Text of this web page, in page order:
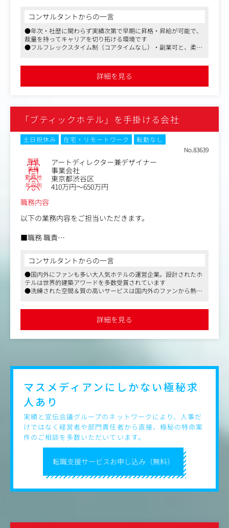
イナーとして、事業責任者やマーケター、営業、エンジニ
アとコミュニケーションを取りながらクリエイティブ戦略
の策定から実行まで携わっていただきます。
また、将来的には、新規事業のブランディング戦略や、広
報や全社総会などのコーポレートブランディング領域もお
※下記業務を遂行するにあたり、必要に応じてAIを用いる
ことを想定しています。
エイティブ戦略の策定・意思決定
・マーケティング施策（広告、SNS、イベント等）のプラ
ンニング・デザイン制作・ディレクション
・各サービスのタッチポイントを横断した、サービス全体
のトータルコミュニケーションのディレクション
めます。
★同社展開サービス一覧★
・眉毛/まつ毛パーマ専門店「most eyes」：https://eyebr
ows-lime.com/
w.herbalpeeling-lime.com/
・ピラティススタイジオ「LIME」：https://lime-pilates.c
＜具体的な業務内容＞
・各事業部からのデザイン依頼のヒアリングと整理
・デザイナーへの業務振り分けとフィードバック・承認
・デザインルールの標準化・言語化
・デザイナーの育成・評価
＜制作例＞
・LP：https://eyebrows-lime.com/
・LP：https://limepilates.holy.jp/lp/lp/
epper.jp/kr/slnH000721131/coupon/
＜ポジションの魅力＞
・デザイン組織の責任者として、ブランドのビジュアル基
盤を言語化・標準化する経験を積める
・複数事業のデザインディレクションを横断的に担い、AD
としての視野と裁量が広がる
組織づくりを両立できる環境がある
・フルフレックス制（コアタイム無し）・試用期間無し
代表密着動画：https://youtu.be/FUv1RVspDYg?si=HLFHjK
株式会社Limeについて：https://youtu.be/swubuNR9LgQ
同社デザイナー対談動画：https://youtu.be/1NcfZslss44
コンサルタントからの一言
●年次・社歴に関わらず実績次第で早期に昇格・昇給が可能で、
裁量を持ってキャリアを切り拓ける環境です
●フルフレックスタイム制（コアタイムなし）・副業可と、柔軟
が充実しており、働きながら自分磨きができる環境です
詳細を見る
「ブティックホテル」を手掛ける会社
土日祝休み 在宅・リモートワーク
転勤なし
No.83639
職種 アートディレクター兼デザイナー
業種 事業会社
勤務地 東京都渋谷区
年収例
410万円～650万円
職務内容
以下の業務内容をご担当いただきます。
■職務 職責
ト制作物、ビジュアル制作等）
-写真の補正/トリミング/各所納品
-既存制作物における情報入れ替え（メニューPOP/営業資
料/名刺など）
-新規制作物におけるデザイン業務アシスト（情報入込み/
・撮影業務アシスト（香盤表入込み/各所予約・連絡/撮影
コンサルタントからの一言
●国内外にファンも多い大人気ホテルの運営企業。設計されたホ
テルは世界的建築アワードを多数受賞されています
●洗練された空間＆質の高いサービスは国内外のファンから熱烈
詳細を見る
転職支援サービスお申し込み（無料）
マスメディアンにしかない極秘求
人あり
実績と宣伝会議グループのネットワークにより、人事だ
けではなく経営者や部門責任者から直接、極秘の特命案
件のご相談を多数いただいています。